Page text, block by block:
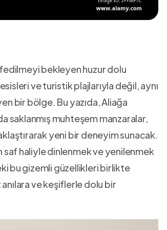
bekleyen huzur dolu
ve⁤ turistik plajlarıyla değil, aynı
bir bölge. Bu yazıda,‍ Aliağa
saklanmış muhteşem ‍manzaralar,
yeni bir deneyim sunacak.
saf⁢ haliyle dinlenmek ve yenilenmek
bu ⁣gizemli‍ güzellikleri birlikte
ve keşiflerle‌ dolu bir